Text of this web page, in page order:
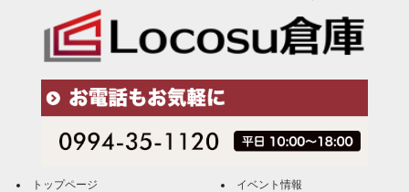
トップページ
イベント情報